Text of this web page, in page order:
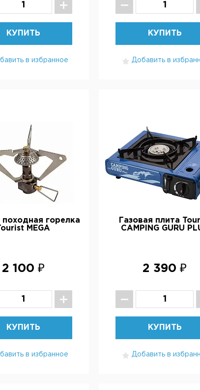
КУПИТЬ
в избранное
КУПИТЬ
Добавить в
походная горелка
MEGA
2 100 ₽
КУПИТЬ
в избранное
Газовая плита
CAMPING GURU
2 390 ₽
КУПИТЬ
Добавить в